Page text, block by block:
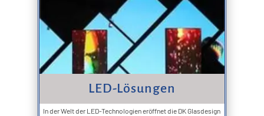
LED-Lösungen
In der Welt der LED-Technologien eröffnet die DK Glasdesign